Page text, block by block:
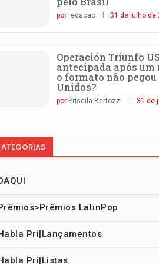
por redacao 31 de julho de
Operación Triunfo
antecipada após um
o formato não
Unidos?
por Priscila Bertozzi 31 de
LatinPop
Pri|Lançamentos
Pri|Listas